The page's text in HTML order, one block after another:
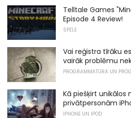
Telltale Games
Episode 4 Review!
SPĒLE
Vai reģistra tīrāku
vairāk problēmu
PROGRAMMATŪRA UN
Kā piešķirt unikālos
privātpersonām
IPHONE UN IPOD